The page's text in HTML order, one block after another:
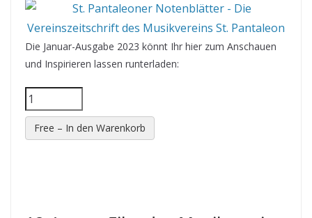
Die Januar-Ausgabe 2023 könnt Ihr hier zum Anschauen
und Inspirieren lassen runterladen:
Free – In den Warenkorb